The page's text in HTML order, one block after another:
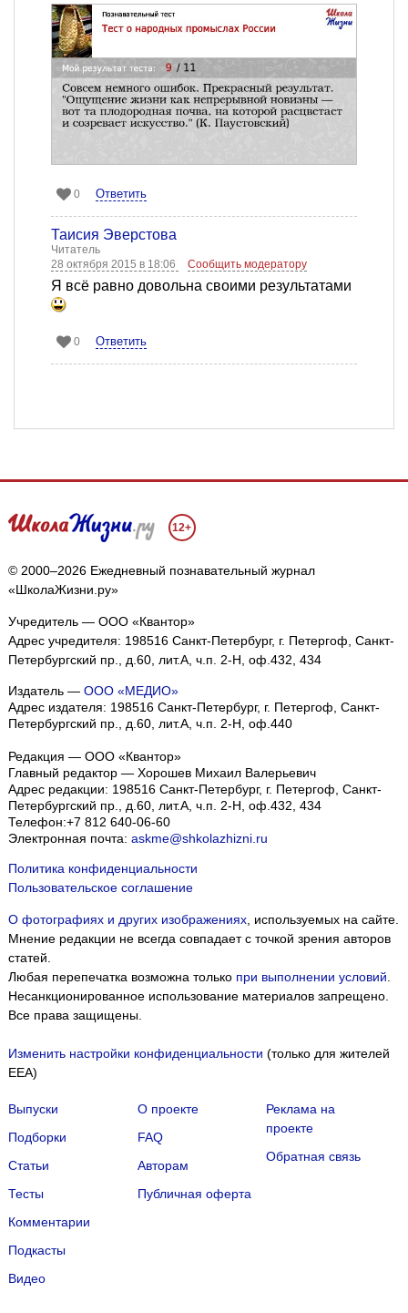
0 Ответить
Таисия Эверстова
Читатель
28 октября 2015 в 18:06
Сообщить модератору
Я всё равно довольна своими результатами
0 Ответить
12+
© 2000–2026 Ежедневный познавательный журнал
«ШколаЖизни.ру»
Учредитель — ООО «Квантор»
Адрес учредителя: 198516 Санкт-Петербург, г. Петергоф, Санкт-
Петербургский пр., д.60, лит.А, ч.п. 2-Н, оф.432, 434
Издатель — ООО «МЕДИО»
Адрес издателя: 198516 Санкт-Петербург, г. Петергоф, Санкт-
Петербургский пр., д.60, лит.А, ч.п. 2-Н, оф.440
Редакция — ООО «Квантор»
Главный редактор — Хорошев Михаил Валерьевич
Адрес редакции: 198516 Санкт-Петербург, г. Петергоф, Санкт-
Петербургский пр., д.60, лит.А, ч.п. 2-Н, оф.432, 434
Телефон:+7 812 640-06-60
Электронная почта: askme@shkolazhizni.ru
Политика конфиденциальности
Пользовательское соглашение
О фотографиях и других изображениях, используемых на сайте.
Мнение редакции не всегда совпадает с точкой зрения авторов
статей.
Любая перепечатка возможна только при выполнении условий.
Несанкционированное использование материалов запрещено.
Все права защищены.
Изменить настройки конфиденциальности (только для жителей
EEA)
Выпуски
Подборки
Статьи
Тесты
Комментарии
Подкасты
Видео
О проекте
FAQ
Авторам
Публичная оферта
Реклама на
проекте
Обратная связь